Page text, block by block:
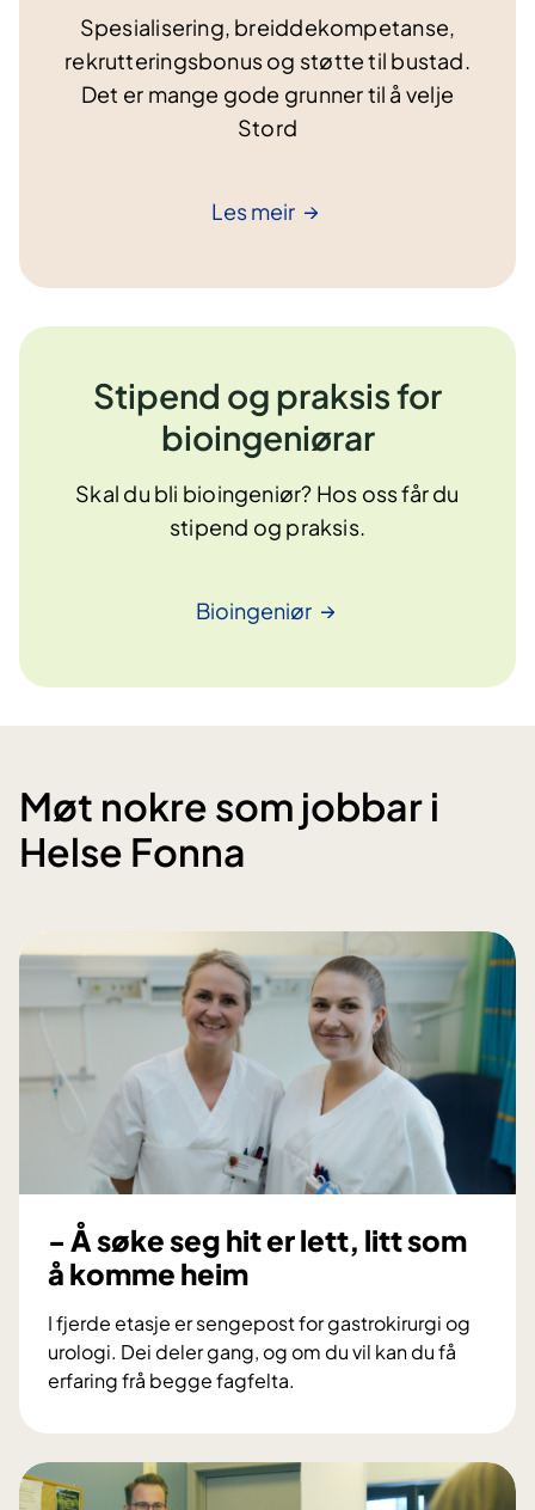
Spesialisering, breiddekompetanse,
rekrutteringsbonus og støtte til bustad.
Det er mange gode grunner til å velje
Stord
Lesmeir
Stipend og praksis for
bioingeniørar
Skal du bli bioingeniør? Hos oss får du
stipend og praksis.
Bioingeniør
Møt nokre som jobbar i
Helse Fonna
- Å søke seg hit er lett, litt som
å komme heim
I fjerde etasje er sengepost for gastrokirurgi og
urologi. Dei deler gang, og om du vil kan du få
erfaring frå begge fagfelta.
Å
s
ø